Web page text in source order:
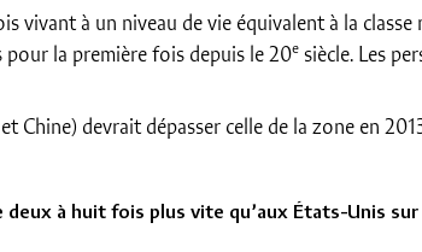
vivant à un niveau de vie équivalent à la
la première fois depuis le 20e siècle. Les
Chine) devrait dépasser celle de la zone en
à huit fois plus vite qu’aux États-Unis